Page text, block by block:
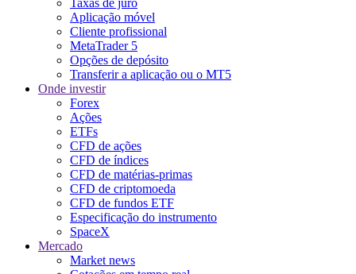
Aplicação móvel
Cliente profissional
MetaTrader 5
Opções de depósito
Transferir a aplicação ou o MT5
Onde investir
Forex
Ações
ETFs
CFD de ações
CFD de índices
CFD de matérias-primas
CFD de criptomoeda
CFD de fundos ETF
Especificação do instrumento
SpaceX
Mercado
Market news